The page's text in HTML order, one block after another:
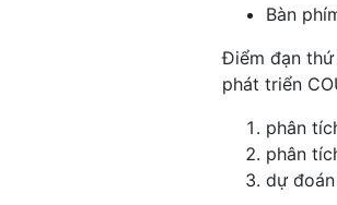
Bàn
Điểm đạn thứ
phát triển
phân
phân
dự